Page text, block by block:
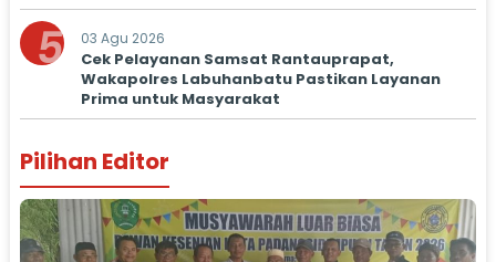
5 03 Agu 2026
Cek Pelayanan Samsat Rantauprapat,
Wakapolres Labuhanbatu Pastikan Layanan
Prima untuk Masyarakat
Pilihan Editor